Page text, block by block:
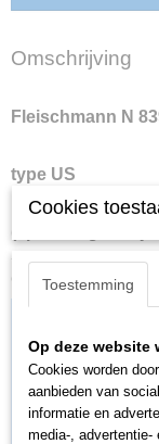
Omschrijving
Fleischmann N
type US
Ook interessant
Cookies
Toestemming
Op deze website
Cookies worden
aanbieden van
informatie en
media-, advertentie-